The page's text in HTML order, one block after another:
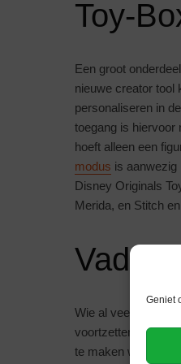
Geniet
Toy-
Een groot
nieuwe creator tool
personaliseren in
toegang is hiervoor
hoeft alleen een
modus is aanwezig
Disney Originals
Merida, en Stitch
Vader
Wie al veel
voortzetten: al die
te maken worden